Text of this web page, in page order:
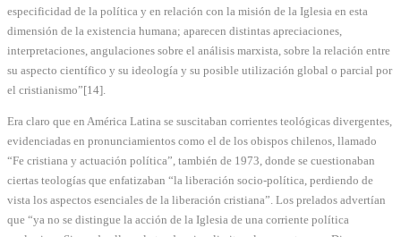
especificidad de la política y en relación con la misión de la Iglesia en esta
dimensión de la existencia humana; aparecen distintas apreciaciones,
interpretaciones, angulaciones sobre el análisis marxista, sobre la relación entre
su aspecto científico y su ideología y su posible utilización global o parcial por
el cristianismo”[14].
Era claro que en América Latina se suscitaban corrientes teológicas divergentes,
evidenciadas en pronunciamientos como el de los obispos chilenos, llamado
“Fe cristiana y actuación política”, también de 1973, donde se cuestionaban
ciertas teologías que enfatizaban “la liberación socio-política, perdiendo de
vista los aspectos esenciales de la liberación cristiana”. Los prelados advertían
que “ya no se distingue la acción de la Iglesia de una corriente política